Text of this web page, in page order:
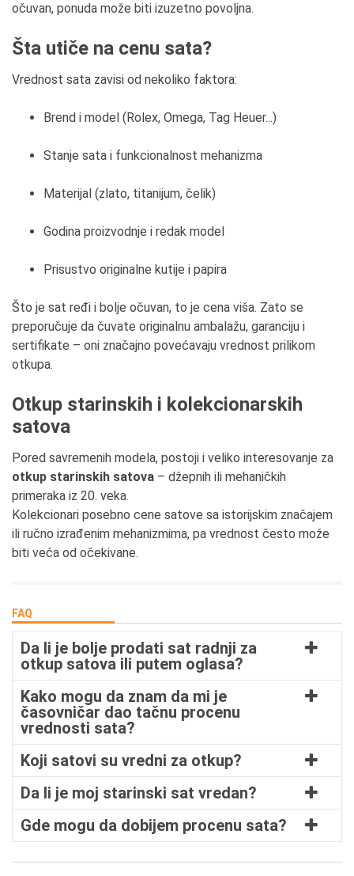
očuvan, ponuda može biti izuzetno povoljna.
Šta utiče na cenu sata?
Vrednost sata zavisi od nekoliko faktora:
Brend i model (Rolex, Omega, Tag Heuer...)
Stanje sata i funkcionalnost mehanizma
Materijal (zlato, titanijum, čelik)
Godina proizvodnje i redak model
Prisustvo originalne kutije i papira
Što je sat ređi i bolje očuvan, to je cena viša. Zato se
preporučuje da čuvate originalnu ambalažu, garanciju i
sertifikate – oni značajno povećavaju vrednost prilikom
otkupa.
Otkup starinskih i kolekcionarskih
satova
Pored savremenih modela, postoji i veliko interesovanje za
otkup starinskih satova – džepnih ili mehaničkih
primeraka iz 20. veka.
Kolekcionari posebno cene satove sa istorijskim značajem
ili ručno izrađenim mehanizmima, pa vrednost često može
biti veća od očekivane.
FAQ
Da li je bolje prodati sat radnji za
otkup satova ili putem oglasa?
Kako mogu da znam da mi je
časovničar dao tačnu procenu
vrednosti sata?
Koji satovi su vredni za otkup?
Da li je moj starinski sat vredan?
Gde mogu da dobijem procenu sata?